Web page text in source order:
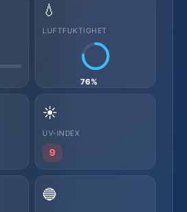
💧
LUFTFUKTIGHET
76%
☀️
UV-INDEX
9
🔵